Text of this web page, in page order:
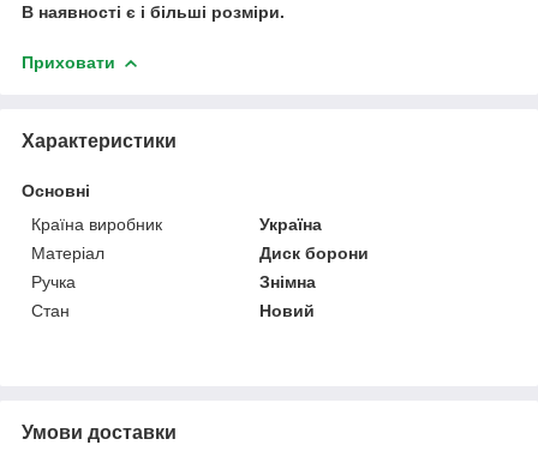
В наявності є і більші розміри.
Приховати
Характеристики
Основні
Країна виробник
Україна
Матеріал
Диск борони
Ручка
Знімна
Стан
Новий
Умови доставки